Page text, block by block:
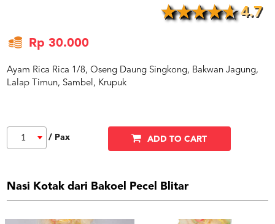
4.7
Rp 30.000
Ayam Rica Rica 1/8, Oseng Daung Singkong, Bakwan Jagung,
Lalap Timun, Sambel, Krupuk
1 / Pax ADD TO CART
Nasi Kotak dari Bakoel Pecel Blitar